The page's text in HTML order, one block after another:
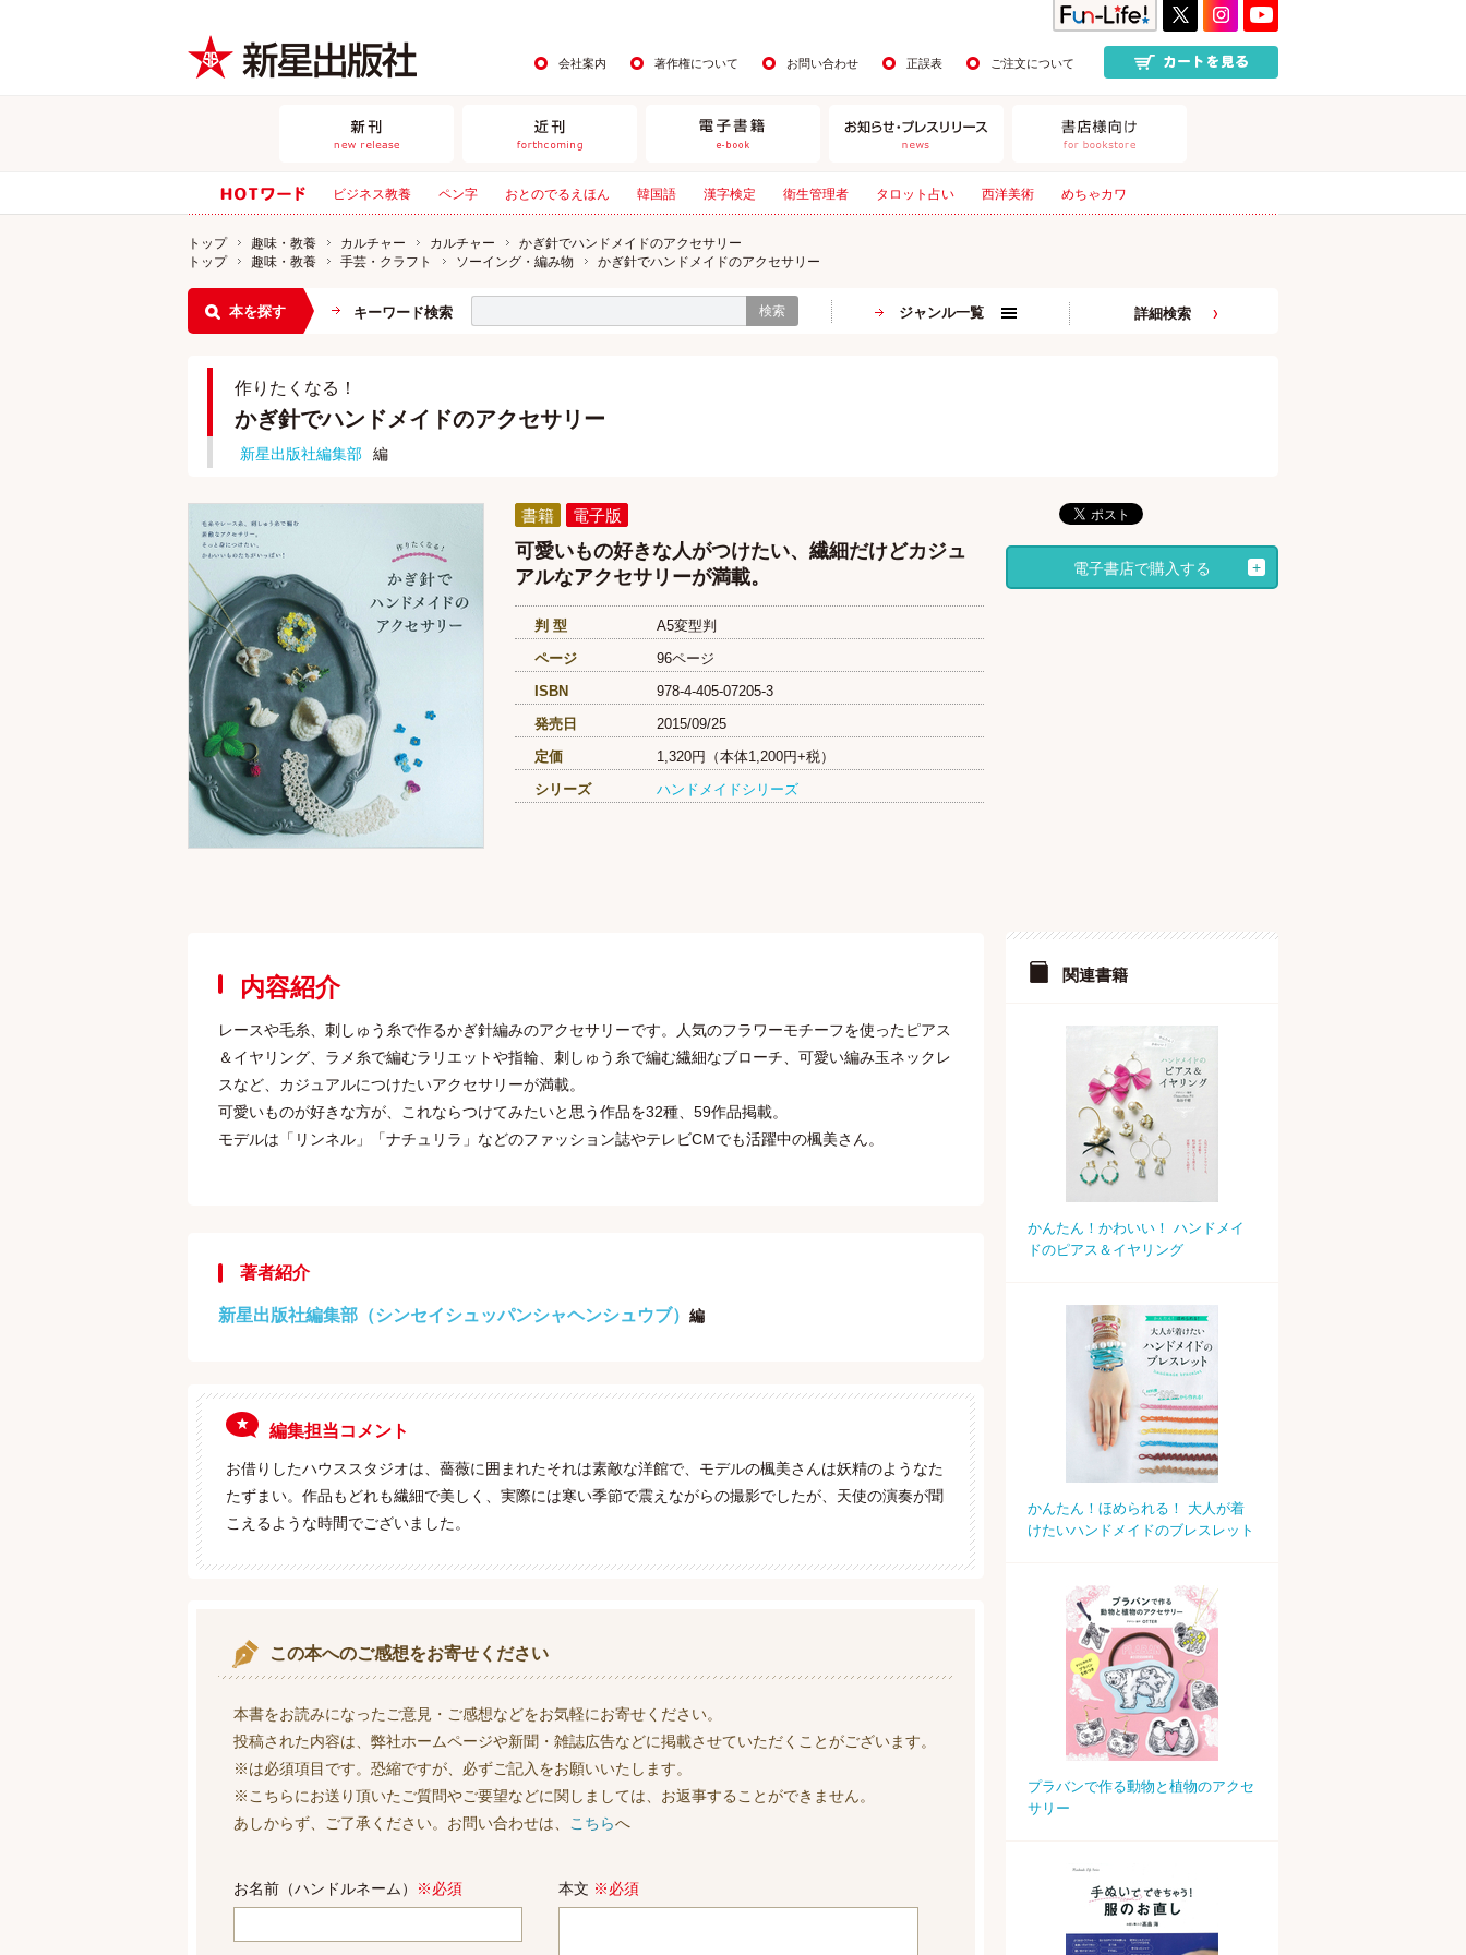
会社案内 著作権について お問い合わせ 正誤表 ご注文について
ビジネス教養 ペン字 おとのでるえほん 韓国語 漢字検定 衛生管理者 タロット占い 西洋美術 めちゃカワ
トップ 趣味・教養 カルチャー カルチャー
かぎ針でハンドメイドのアクセサリー
トップ
趣味・教養 手芸・クラフト ソーイング・編み物 かぎ針でハンドメイドのアクセサリー
本を探す キーワード検索 検索 ジャンル一覧 詳細検索
作りたくなる！
かぎ針でハンドメイドのアクセサリー
新星出版社編集部 編
書籍 電子版
可愛いもの好きな人がつけたい、繊細だけどカジュ
アルなアクセサリーが満載。
判 型
A5変型判
ページ
96ページ
ISBN
978-4-405-07205-3
発売日
2015/09/25
定価
1,320円（本体1,200円+税）
シリーズ
ハンドメイドシリーズ
内容紹介
レースや毛糸、刺しゅう糸で作るかぎ針編みのアクセサリーです。人気のフラワーモチーフを使ったピアス
＆イヤリング、ラメ糸で編むラリエットや指輪、刺しゅう糸で編む繊細なブローチ、可愛い編み玉ネックレ
スなど、カジュアルにつけたいアクセサリーが満載。
可愛いものが好きな方が、これならつけてみたいと思う作品を32種、59作品掲載。
モデルは「リンネル」「ナチュリラ」などのファッション誌やテレビCMでも活躍中の楓美さん。
著者紹介
新星出版社編集部（シンセイシュッパンシャヘンシュウブ） 編
編集担当コメント
お借りしたハウススタジオは、薔薇に囲まれたそれは素敵な洋館で、モデルの楓美さんは妖精のようなた
たずまい。作品もどれも繊細で美しく、実際には寒い季節で震えながらの撮影でしたが、天使の演奏が聞
こえるような時間でございました。
この本へのご感想をお寄せください
本書をお読みになったご意見・ご感想などをお気軽にお寄せください。
投稿された内容は、弊社ホームページや新聞・雑誌広告などに掲載させていただくことがございます。
※は必須項目です。恐縮ですが、必ずご記入をお願いいたします。
※こちらにお送り頂いたご質問やご要望などに関しましては、お返事することができません。
あしからず、ご了承ください。お問い合わせは、
こちらへ
お名前（ハンドルネーム） ※必須 本文 ※必須
電子書店で購入する
関連書籍
かんたん！かわいい！ ハンドメイ
ドのピアス＆イヤリング
かんたん！ほめられる！ 大人が着
けたいハンドメイドのブレスレット
プラバンで作る動物と植物のアクセ
サリー